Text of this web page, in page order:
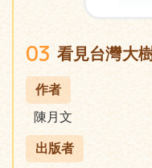
03 看見台灣大
作者
陳月文
出版者